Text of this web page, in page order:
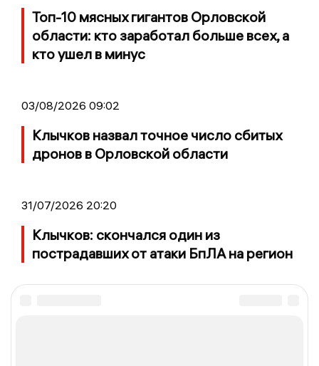
Топ-10 мясных гигантов Орловской
области: кто заработал больше всех, а
кто ушел в минус
03/08/2026 09:02
Клычков назвал точное число сбитых
дронов в Орловской области
31/07/2026 20:20
Клычков: скончался один из
пострадавших от атаки БпЛА на регион